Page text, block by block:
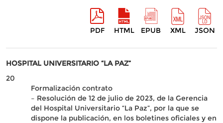
PDF HTML EPUB XML JSON
HOSPITAL UNIVERSITARIO “LA PAZ”
20
Formalización contrato
– Resolución de 12 de julio de 2023, de la Gerencia
del Hospital Universitario “La Paz”, por la que se
dispone la publicación, en los boletines oficiales y en